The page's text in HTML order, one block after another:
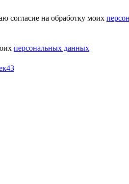
согласие на обработку моих
персональных данных